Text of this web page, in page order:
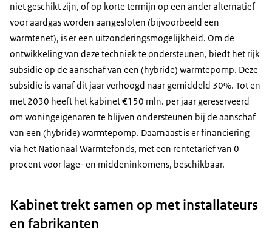
niet geschikt zijn, of op korte termijn op een ander alternatief
voor aardgas worden aangesloten (bijvoorbeeld een
warmtenet), is er een uitzonderingsmogelijkheid. Om de
ontwikkeling van deze techniek te ondersteunen, biedt het rijk
subsidie op de aanschaf van een (hybride) warmtepomp. Deze
subsidie is vanaf dit jaar verhoogd naar gemiddeld 30%. Tot en
met 2030 heeft het kabinet €150 mln. per jaar gereserveerd
om woningeigenaren te blijven ondersteunen bij de aanschaf
van een (hybride) warmtepomp. Daarnaast is er financiering
via het Nationaal Warmtefonds, met een rentetarief van 0
procent voor lage- en middeninkomens, beschikbaar.
Kabinet trekt samen op met installateurs
en fabrikanten